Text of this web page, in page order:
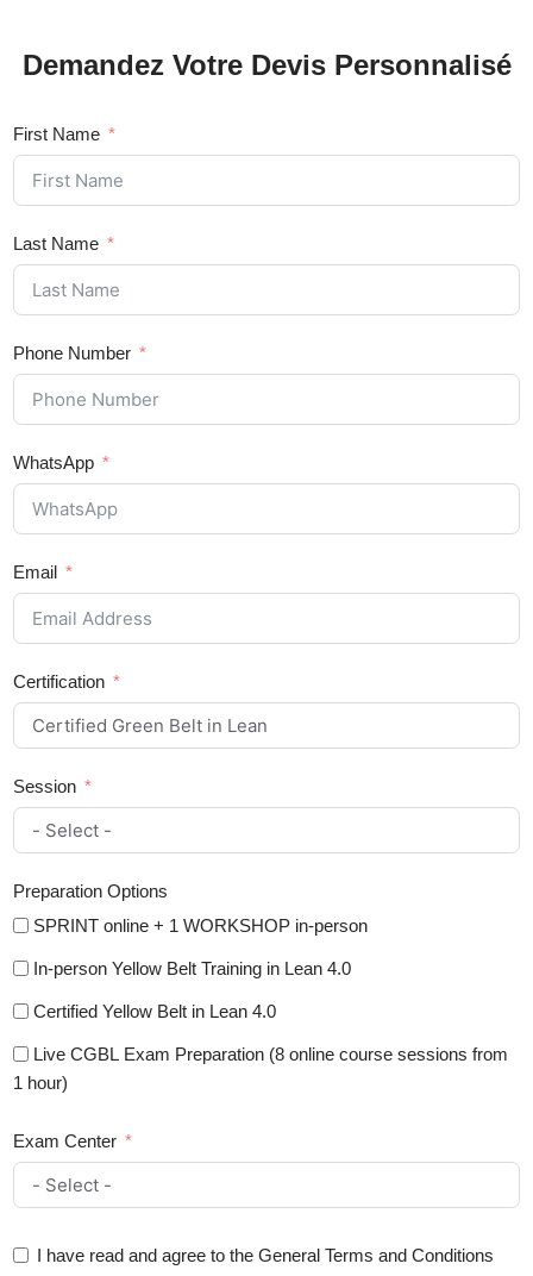
Demandez Votre Devis Personnalisé
First Name
Last Name
Phone Number
WhatsApp
Email
Certification
Session
Preparation Options
SPRINT online + 1 WORKSHOP in-person
In-person Yellow Belt Training in Lean 4.0
Certified Yellow Belt in Lean 4.0
Live CGBL Exam Preparation (8 online course sessions from
1 hour)
Exam Center
I have read and agree to the General Terms and Conditions